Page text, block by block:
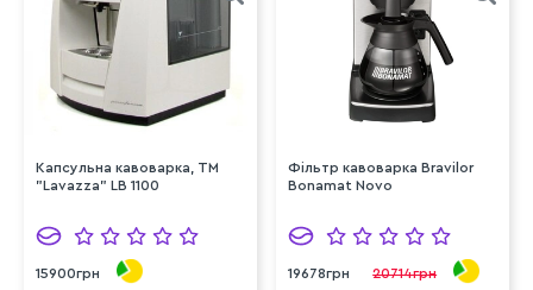
Капсульна кавоварка, ТМ
"Lavazza" LB 1100
15900грн
Фільтр кавоварка Bravilor
Bonamat Novo
19678грн 20714грн